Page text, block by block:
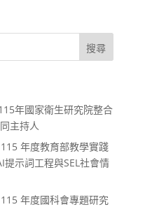
年國家衛生研究院整合
主持人
年度教育部教學實踐
示詞工程與SEL社會情
年度國科會專題研究